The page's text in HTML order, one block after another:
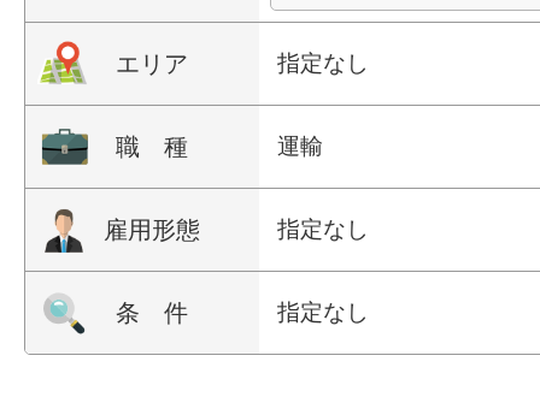
エリア 指定なし
職 種 運輸
雇用形態 指定なし
条 件 指定なし